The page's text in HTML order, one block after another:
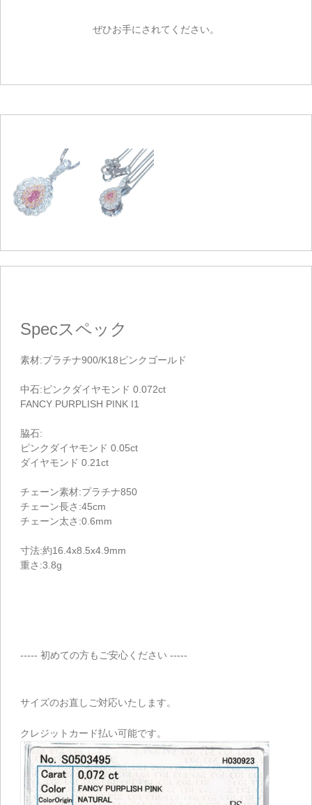
ぜひお手にされてください。
Specスペック
素材:プラチナ900/K18ピンクゴールド
中石:ピンクダイヤモンド 0.072ct
FANCY PURPLISH PINK I1
脇石:
ピンクダイヤモンド 0.05ct
ダイヤモンド 0.21ct
チェーン素材:プラチナ850
チェーン長さ:45cm
チェーン太さ:0.6mm
寸法:約16.4x8.5x4.9mm
重さ:3.8g
----- 初めての方もご安心ください -----
サイズのお直しご対応いたします。
クレジットカード払い可能です。